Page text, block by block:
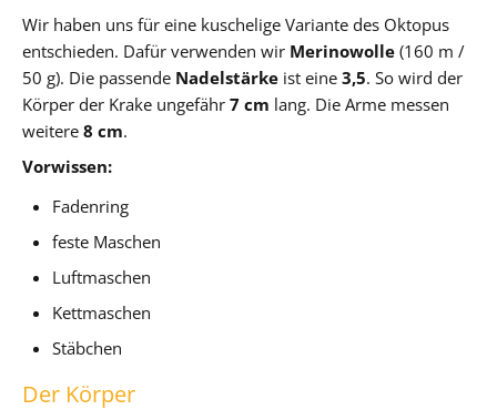
Wir haben uns für eine kuschelige Variante des Oktopus
entschieden. Dafür verwenden wir Merinowolle (160 m /
50 g). Die passende Nadelstärke ist eine 3,5. So wird der
Körper der Krake ungefähr 7 cm lang. Die Arme messen
weitere 8 cm.
Vorwissen:
Fadenring
feste Maschen
Luftmaschen
Kettmaschen
Stäbchen
Der Körper